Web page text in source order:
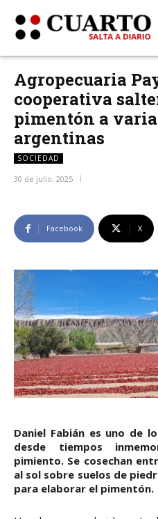
Agropecuaria
cooperativa
pimentón a
argentinas
SOCIEDAD
30 de julio, 2025
Facebook X
Daniel Fabián es uno de
desde tiempos
pimiento. Se cosechan
al sol sobre suelos de
para elaborar el pimentón.